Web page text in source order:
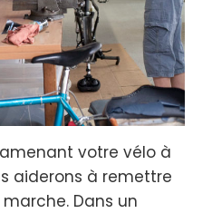
votre vélo à
aiderons à remettre
Dans un